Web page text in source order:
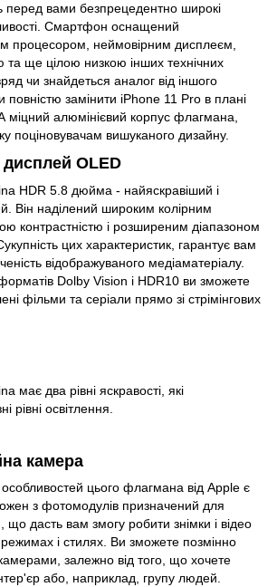
перед вами безпрецедентно широкі
Смартфон оснащений
процесором, неймовірним дисплеєм,
ще цілою низкою інших технічних
чи знайдеться аналог від іншого
повністю замінити iPhone 11 Pro в плані
міцний алюмінієвий корпус флагмана,
поціновувачам вишуканого дизайну.
OLED
HDR 5.8 дюйма - найяскравіший і
Він наділений широким колірним
контрастністю і розширеним діапазоном
цих характеристик, гарантує вам
відображуваного медіаматеріалу.
Dolby Vision і HDR10 ви зможете
фільми та серіали прямо зі стрімінгових
має два рівні яскравості, які
рівні освітлення.
камера
цього флагмана від Apple є
з фотомодулів призначений для
що дасть вам змогу робити знімки і відео
режимах і стилях. Ви зможете позмінно
залежно від того, що хочете
або, наприклад, групу людей.